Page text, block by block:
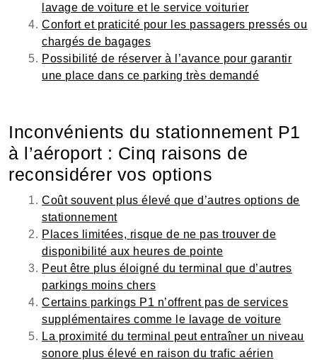
lavage de voiture et le service voiturier
Confort et praticité pour les passagers pressés ou
chargés de bagages
Possibilité de réserver à l’avance pour garantir
une place dans ce parking très demandé
Inconvénients du stationnement P1
à l’aéroport : Cinq raisons de
reconsidérer vos options
Coût souvent plus élevé que d’autres options de
stationnement
Places limitées, risque de ne pas trouver de
disponibilité aux heures de pointe
Peut être plus éloigné du terminal que d’autres
parkings moins chers
Certains parkings P1 n’offrent pas de services
supplémentaires comme le lavage de voiture
La proximité du terminal peut entraîner un niveau
sonore plus élevé en raison du trafic aérien